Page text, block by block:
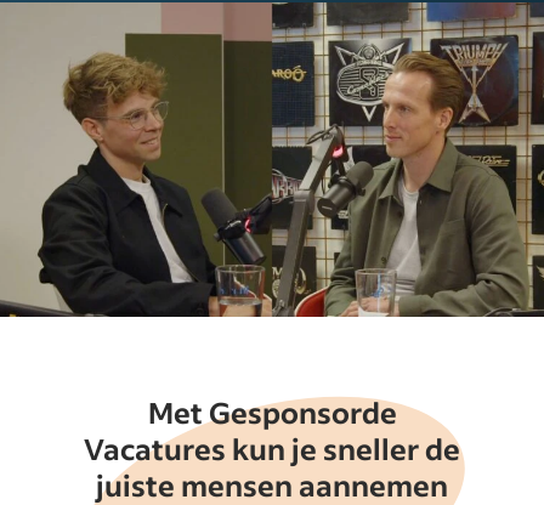
Met Gesponsorde
Vacatures kun je sneller de
juiste mensen aannemen